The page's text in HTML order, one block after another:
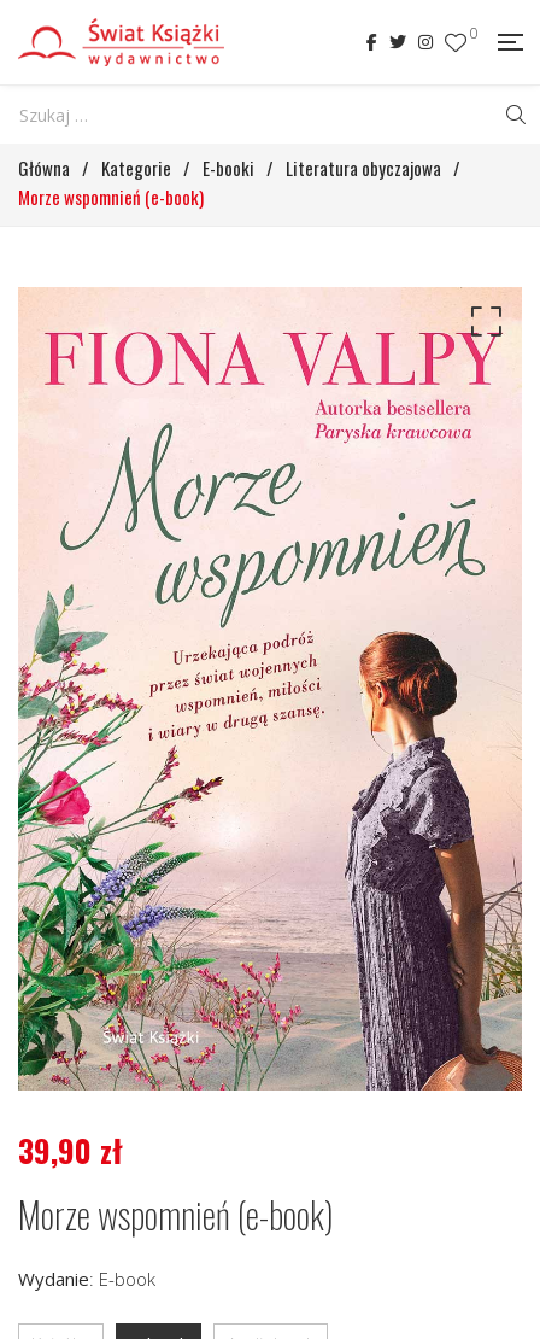
0
Główna / Kategorie / E-booki / Literatura obyczajowa /
Morze wspomnień (e-book)
39,90 zł
Morze wspomnień (e-book)
Wydanie: E-book